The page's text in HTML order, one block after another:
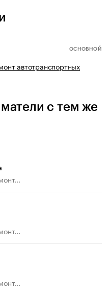
ОСНОВНОЙ
автотранспортных
с тем же